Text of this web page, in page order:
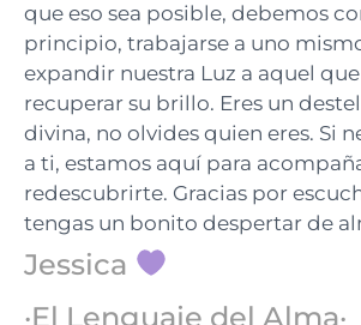
que eso sea posible, debemos
principio, trabajarse a uno
expandir nuestra Luz a aquel
recuperar su brillo. Eres un
divina, no olvides quien eres. Si
a ti, estamos aquí para
redescubrirte. Gracias por
tengas un bonito despertar de
Jessica
·El Lenguaje del Alma·